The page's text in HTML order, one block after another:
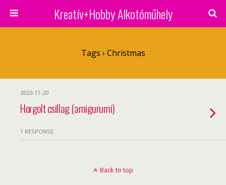
Kreatív+Hobby Alkotóműhely
Tags › Christmas
2023-11-20
Horgolt csillag (amigurumi)
1 RESPONSE
Back to top